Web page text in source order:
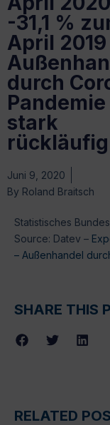
-31,1 %
April 2019
durch
Pandemie
stark
rückläufig
Juni 9, 2020
By Roland Braitsch
Statistisches
Source: Datev –
– Außenhandel
SHARE THIS
RELATED